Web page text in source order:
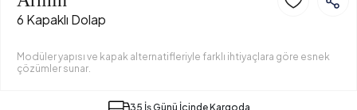
6 Kapaklı Dolap
Modüler yapısı ve kapak alternatifleriyle farklı ihtiyaçlara göre esnek
çözümler sunar.
35 İş Günü İçinde Kargoda